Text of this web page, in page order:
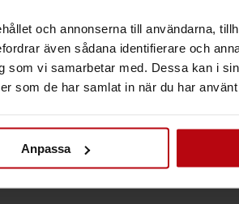
och annonserna till användarna,
även sådana identifierare och
som vi samarbetar med. Dessa kan i
som de har samlat in när du har
Anpassa